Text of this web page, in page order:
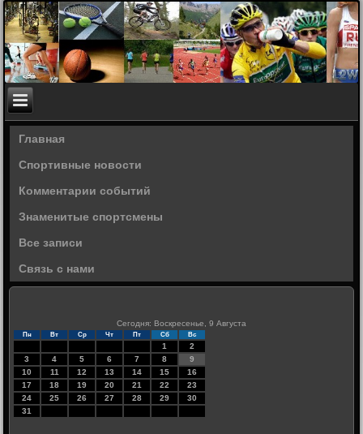
Главная
Спортивные новости
Комментарии событий
Знаменитые спортсмены
Все записи
Связь с нами
Сегодня: Воскресенье, 9 Августа
Пн Вт Ср Чт Пт Сб Вс
1
2
3
4 5 6 7 8
9
10
11 12 13 14 15
16
17
18 19 20 21 22
23
24
25 26 27 28 29
30
31